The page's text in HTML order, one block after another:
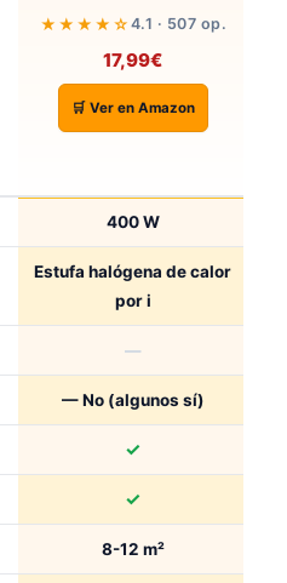
★★★★☆ 4.1 · 507 op.
17,99€
🛒 Ver en Amazon
400 W
Estufa halógena de calor
por i
—
— No (algunos sí)
✓
✓
8-12 m²